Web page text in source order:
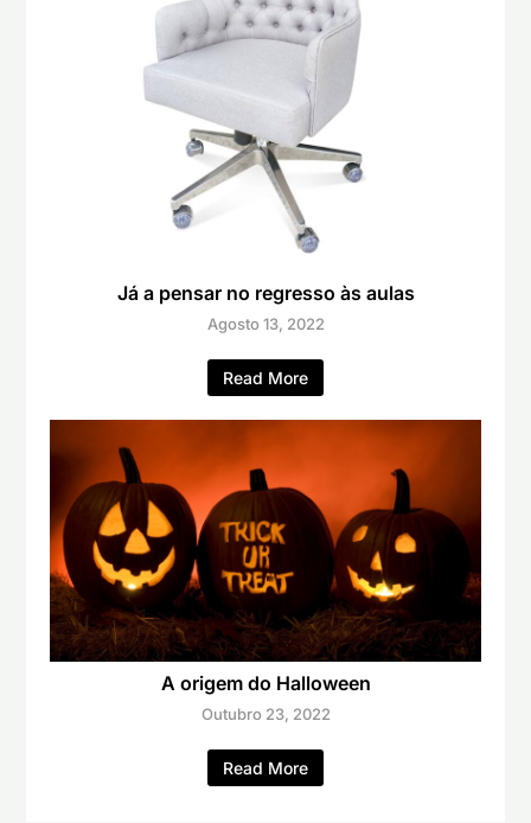
Já a pensar no regresso às aulas
Agosto 13, 2022
Read More
A origem do Halloween
Outubro 23, 2022
Read More